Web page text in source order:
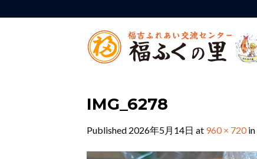
to
IMG_6278
Published 2026年5月14日 at 960 × 720in